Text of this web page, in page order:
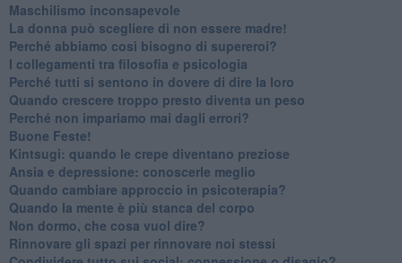
​Maschilismo inconsapevole
​La donna può scegliere di non essere madre!
​Perché abbiamo così bisogno di supereroi?
​I collegamenti tra filosofia e psicologia
​Perché tutti si sentono in dovere di dire la loro
​Quando crescere troppo presto diventa un peso
​Perché non impariamo mai dagli errori?
​Buone Feste!
​Kintsugi: quando le crepe diventano preziose
Ansia e depressione: conoscerle meglio
Quando cambiare approccio in psicoterapia?
​Quando la mente è più stanca del corpo
Non dormo, che cosa vuol dire?
​Rinnovare gli spazi per rinnovare noi stessi